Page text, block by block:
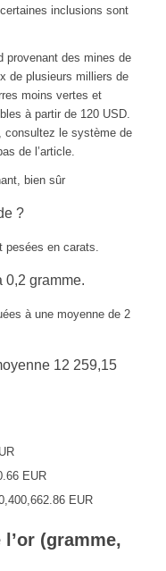
inclusions sont
provenant des mines de
de plusieurs milliers de
moins vertes et
à partir de 120 USD.
consultez le système de
de l’article.
bien sûr
?
en carats.
gramme.
à une moyenne de 2
12 259,15
EUR
EUR
(gramme,